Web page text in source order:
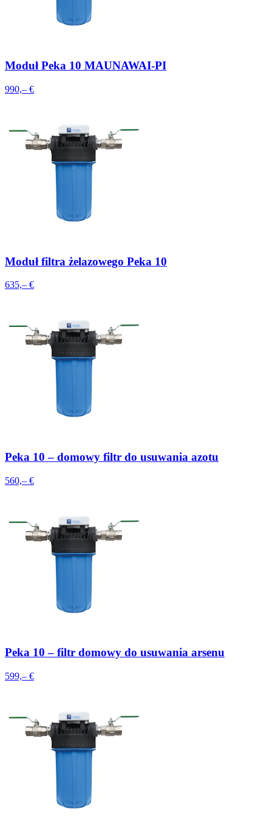
Moduł Peka 10 MAUNAWAI-PI
990,– €
Moduł filtra żelazowego Peka 10
635,– €
Peka 10 – domowy filtr do usuwania azotu
560,– €
Peka 10 – filtr domowy do usuwania arsenu
599,– €